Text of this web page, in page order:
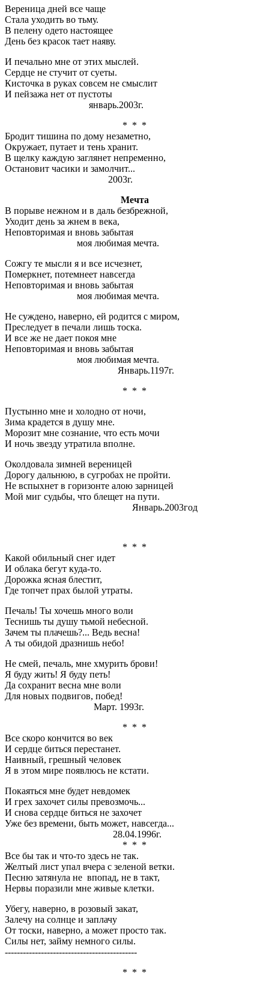
Вереница дней все чаще
Стала уходить во тьму.
В пелену одето настоящее
День без красок тает наяву.
И печально мне от этих мыслей.
Сердце не стучит от суеты.
Кисточка в руках совсем не смыслит
И пейзажа нет от пустоты
январь.2003г.
* * *
Бродит тишина по дому незаметно,
Окружает, путает и тень хранит.
В щелку каждую заглянет непременно,
Остановит часики и замолчит...
2003г.
Мечта
В порыве нежном и в даль безбрежной,
Уходит день за жнем в века,
Неповторимая и вновь забытая
моя любимая мечта.
Сожгу те мысли я и все исчезнет,
Померкнет, потемнеет навсегда
Неповторимая и вновь забытая
моя любимая мечта.
Не суждено, наверно, ей родится с миром,
Преследует в печали лишь тоска.
И все же не дает покоя мне
Неповторимая и вновь забытая
моя любимая мечта.
Январь.1197г.
* * *
Пустынно мне и холодно от ночи,
Зима крадется в душу мне.
Морозит мне сознание, что есть мочи
И ночь звезду утратила вполне.
Околдовала зимней вереницей
Дорогу дальнюю, в сугробах не пройти.
Не вспыхнет в горизонте алою зарницей
Мой миг судьбы, что блещет на пути.
Январь.2003год
* * *
Какой обильный снег идет
И облака бегут куда-то.
Дорожка ясная блестит,
Где топчет прах былой утраты.
Печаль! Ты хочешь много воли
Теснишь ты душу тьмой небесной.
Зачем ты плачешь?... Ведь весна!
А ты обидой дразнишь небо!
Не смей, печаль, мне хмурить брови!
Я буду жить! Я буду петь!
Да сохранит весна мне воли
Для новых подвигов, побед!
Март. 1993г.
* * *
Все скоро кончится во век
И сердце биться перестанет.
Наивный, грешный человек
Я в этом мире появлюсь не кстати.
Покаяться мне будет невдомек
И грех захочет силы превозмочь...
И снова сердце биться не захочет
Уже без времени, быть может, навсегда...
28.04.1996г.
* * *
Все бы так и что-то здесь не так.
Желтый лист упал вчера с зеленой ветки.
Песню затянула не впопад, не в такт,
Нервы поразили мне живые клетки.
Убегу, наверно, в розовый закат,
Залечу на солнце и заплачу
От тоски, наверно, а может просто так.
Силы нет, займу немного силы.
--------------------------------------------
* * *